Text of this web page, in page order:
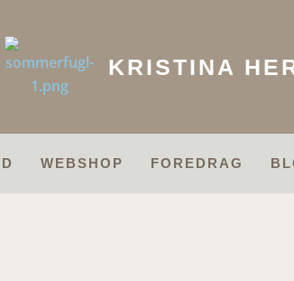
KRISTINA
WEBSHOP FOREDRAG